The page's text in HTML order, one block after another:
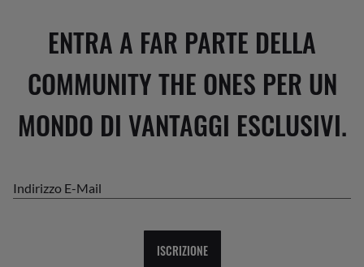
ENTRA A FAR PARTE DELLA
COMMUNITY THE ONES PER UN
MONDO DI VANTAGGI ESCLUSIVI.
Indirizzo E-Mail
ISCRIZIONE